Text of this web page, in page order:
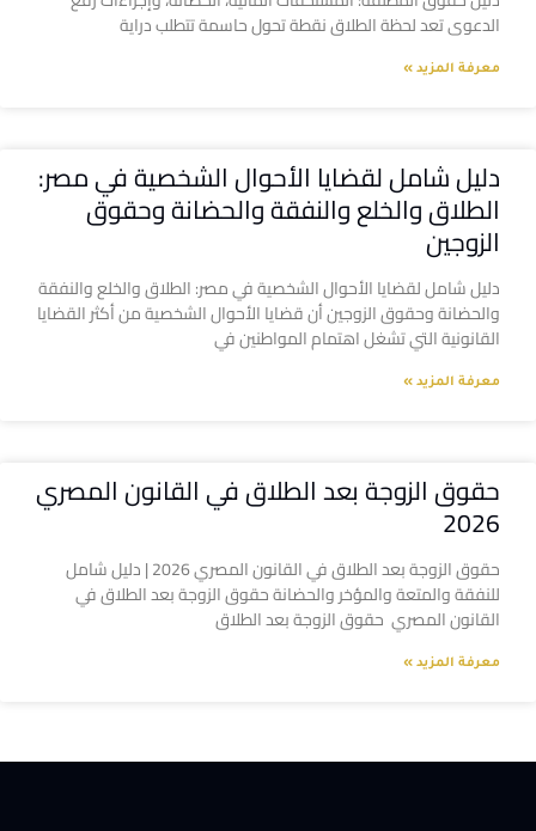
الدعوى تعد لحظة الطلاق نقطة تحول حاسمة تتطلب دراية
معرفة المزيد »
دليل شامل لقضايا الأحوال الشخصية في مصر:
الطلاق والخلع والنفقة والحضانة وحقوق
الزوجين
دليل شامل لقضايا الأحوال الشخصية في مصر: الطلاق والخلع والنفقة
والحضانة وحقوق الزوجين أن قضايا الأحوال الشخصية من أكثر القضايا
القانونية التي تشغل اهتمام المواطنين في
معرفة المزيد »
حقوق الزوجة بعد الطلاق في القانون المصري
2026
حقوق الزوجة بعد الطلاق في القانون المصري 2026 | دليل شامل
للنفقة والمتعة والمؤخر والحضانة حقوق الزوجة بعد الطلاق في
القانون المصري حقوق الزوجة بعد الطلاق
معرفة المزيد »